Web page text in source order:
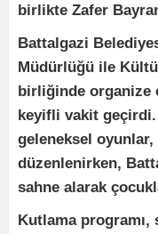
birlikte Zafer
Battalgazi
Müdürlüğü ile
birliğinde organize
keyifli vakit geçirdi.
geleneksel oyunlar,
düzenlenirken,
sahne alarak
Kutlama programı,